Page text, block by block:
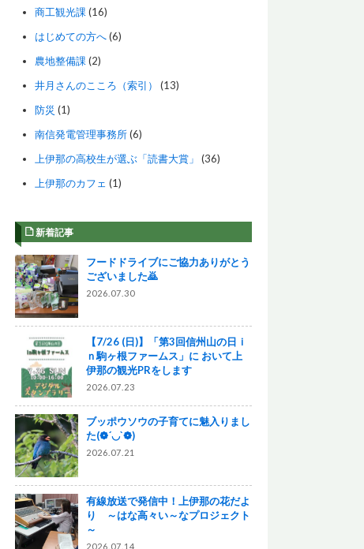
商工観光課 (16)
はじめての方へ(6)
農地整備課 (2)
井月さんのこころ（索引）
(13)
防災 (1)
南信発電管理事務所(6)
上伊那の高校生が選ぶ「読書大賞」
(36)
上伊那のカフェ (1)
新着記事
フードドライブにご協力ありがとう
ございました🙇
2026.07.30
【7/26 (日)】「第3回信州山の日ｉ
ｎ駒ヶ根ファームス」に おいて上
伊那の観光PRをします
2026.07.23
ブッポウソウの子育てに魅入りまし
た(❁´◡`❁)
2026.07.21
有線放送で発信中！上伊那の花だよ
り ～はな高々い～なプロジェクト
～
2026.07.14